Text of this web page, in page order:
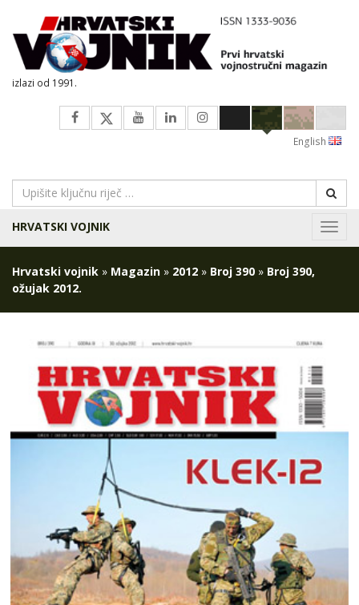
izlazi od 1991.
English
HRVATSKI VOJNIK
Hrvatski vojnik » Magazin » 2012 » Broj 390 » Broj 390,
ožujak 2012.